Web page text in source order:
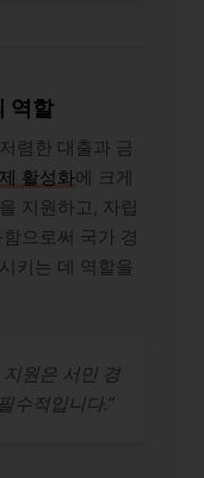
역할
렴한 대출과 금
활성화에 크게
지원하고, 자립
으로써 국가 경
키는 데 역할을
원은 서민 경
수적입니다.”